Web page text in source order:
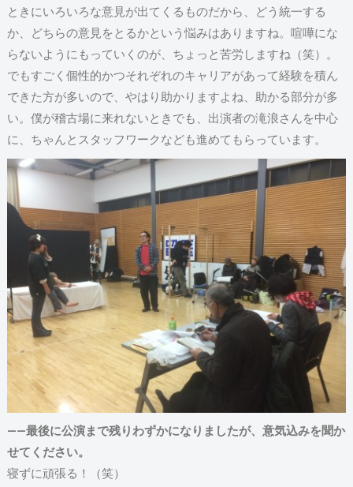
ときにいろいろな意見が出てくるものだから、どう統一する
か、どちらの意見をとるかという悩みはありますね。喧嘩にな
らないようにもっていくのが、ちょっと苦労しますね（笑）。
でもすごく個性的かつそれぞれのキャリアがあって経験を積ん
できた方が多いので、やはり助かりますよね、助かる部分が多
い。僕が稽古場に来れないときでも、出演者の滝浪さんを中心
に、ちゃんとスタッフワークなども進めてもらっています。
――最後に公演まで残りわずかになりましたが、意気込みを聞か
せてください。
寝ずに頑張る！（笑）